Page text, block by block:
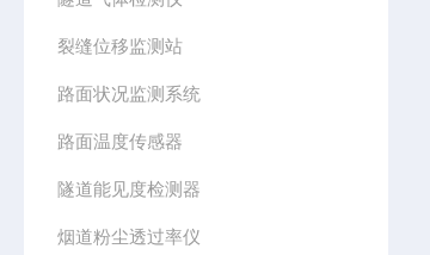
裂缝位移监测站
路面状况监测系统
路面温度传感器
隧道能见度检测器
烟道粉尘透过率仪